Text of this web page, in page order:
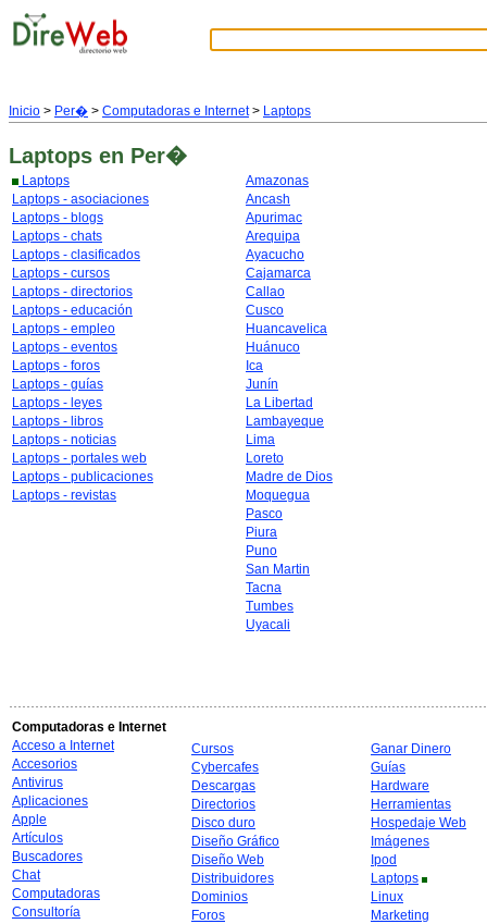
Inicio > Per� > Computadoras e Internet> Laptops
Laptops en Per�
Laptops
Laptops - asociaciones
Laptops - blogs
Laptops - chats
Laptops - clasificados
Laptops - cursos
Laptops - directorios
Laptops - educación
Laptops - empleo
Laptops - eventos
Laptops - foros
Laptops - guías
Laptops - leyes
Laptops - libros
Laptops - noticias
Laptops - portales web
Laptops - publicaciones
Laptops - revistas
Amazonas
Ancash
Apurimac
Arequipa
Ayacucho
Cajamarca
Callao
Cusco
Huancavelica
Huánuco
Ica
Junín
La Libertad
Lambayeque
Lima
Loreto
Madre de Dios
Moquegua
Pasco
Piura
Puno
San Martin
Tacna
Tumbes
Uyacali
Computadoras e Internet
Acceso a Internet
Accesorios
Antivirus
Aplicaciones
Apple
Artículos
Buscadores
Chat
Computadoras
Consultoría
Cursos
Cybercafes
Descargas
Directorios
Disco duro
Diseño Gráfico
Diseño Web
Distribuidores
Dominios
Foros
Ganar Dinero
Guías
Hardware
Herramientas
Hospedaje Web
Imágenes
Ipod
Laptops
Linux
Marketing